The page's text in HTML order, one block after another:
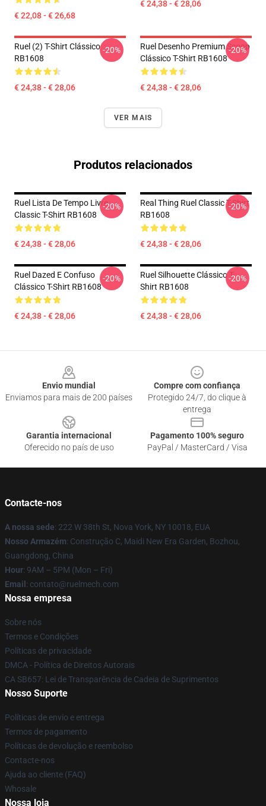
€ 22,08 - € 26,68
€ 24,38 - € 28,06
Ruel (2) T-Shirt Clássico
RB1608
€ 24,38 - € 28,06
-20%
Ruel Desenho Premium Scoop
Clássico T-Shirt RB1608
€ 24,38 - € 28,06
-20%
VER MAIS
Produtos relacionados
Ruel Lista De Tempo Livre
Classic T-Shirt RB1608
€ 24,38 - € 28,06
-20%
Real Thing Ruel Classic T-Shirt
RB1608
€ 24,38 - € 28,06
-20%
Ruel Dazed E Confuso
Clássico T-Shirt RB1608
€ 24,38 - € 28,06
-20%
Ruel Silhouette Clássico T-
Shirt RB1608
€ 24,38 - € 28,06
-20%
Envio mundial
Enviamos para mais de 200 países
Compre com confiança
Protegido 24/7, do clique à
entrega
Garantia internacional
Oferecido no país de uso
Pagamento 100% seguro
PayPal / MasterCard / Visa
Contacte-nos
A nossa sede: 222 W 38th St, Nova York, NY 10018, EUA
Nosso Armazém: Construção C, Maidi New Era Garden, Bozhou,
Guangdong, China
Hour: 9AM – 5PM (Mon – Fri)
Email : contato@ruelmech.com
Nossa empresa
Sobre nós
Termos e Condições
Políticas de privacidade
DMCA - Política de Direitos Autorais
CA SB657: Lei de Transparência de Cadeia de Suprimentos
Nosso Suporte
Políticas de envio e entrega
Termos de pagamento
Políticas de devolução e reembolso
Contacte-nos
Ajuda ao cliente (FAQ)
Whosale
Nossa loja